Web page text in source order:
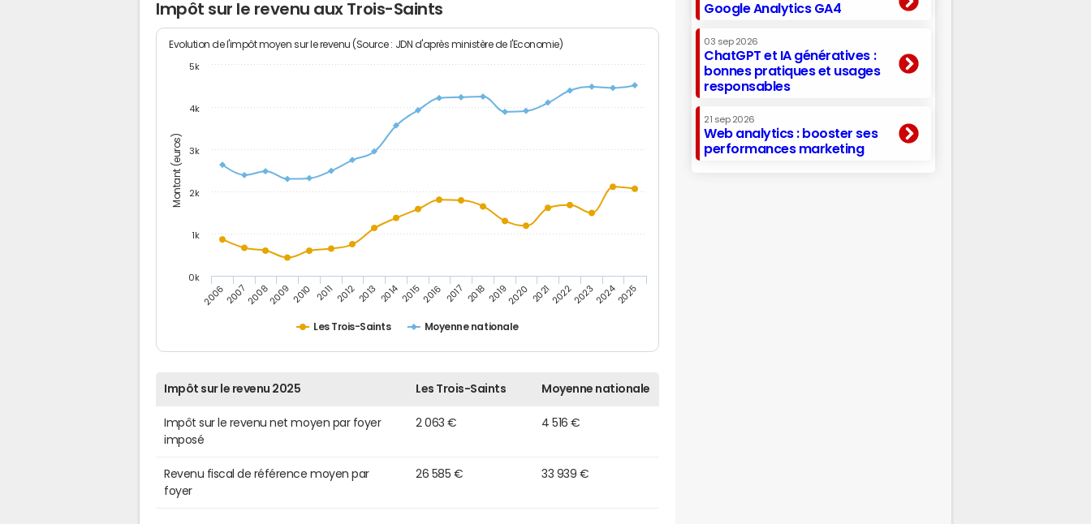
Impôt sur le revenu aux Trois-Saints
Montant (euros)
Evolution de l'impôt moyen sur le revenu (Source : JDN d'après ministère de l'Economie)
Les Trois-Saints Moyenne nationale
20062007200820092010 2011 20122013 201420152016 2017 201820192020 20212022202320242025
0k
1k
2k
3k
4k
5k
Impôt sur le revenu 2025 Les Trois-Saints Moyenne nationale
Impôt sur le revenu net moyen par foyer
imposé
2 063 € 4 516 €
Revenu fiscal de référence moyen par
foyer
26 585 € 33 939 €
Google Analytics GA4
03 sep 2026
ChatGPT et IA génératives :
bonnes pratiques et usages
responsables
21 sep 2026
Web analytics : booster ses
performances marketing